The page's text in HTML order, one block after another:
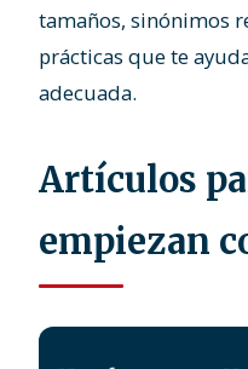
tamaños, sinónimos
prácticas que te
adecuada.
Artículos
empiezan